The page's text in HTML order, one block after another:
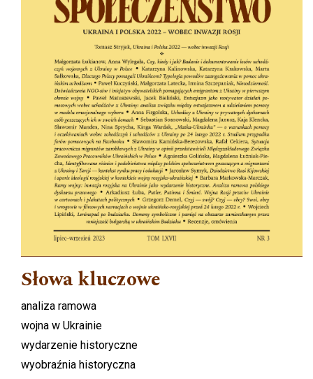
Słowa kluczowe
analiza ramowa
wojna w Ukrainie
wydarzenie historyczne
wyobraźnia historyczna